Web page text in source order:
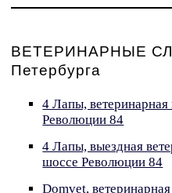
ВЕТЕРИНАРНЫЕ
Петербурга
4 Лапы,
Революции 84
4 Лапы, выездная
шоссе Революции 84
Domvet,